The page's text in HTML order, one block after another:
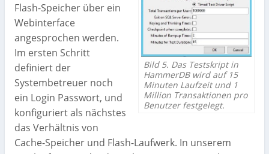
Bild 5. Das Testskript in
HammerDB wird auf 15
Minuten Laufzeit und 1
Million Transaktionen pro
Benutzer festgelegt.
Flash-Speicher über ein
Webinterface
angesprochen werden.
Im ersten Schritt
definiert der
Systembetreuer noch
ein Login Passwort, und
konfiguriert als nächstes
das Verhältnis von
Cache-Speicher und Flash-Laufwerk. In unserem